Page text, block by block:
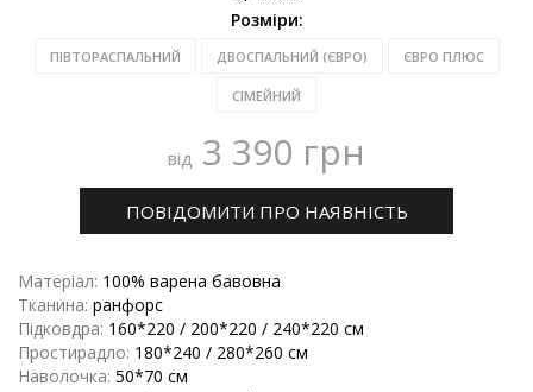
Розміри:
ПІВТОРАСПАЛЬНИЙ ДВОСПАЛЬНИЙ (ЄВРО) ЄВРО ПЛЮС
СІМЕЙНИЙ
від 3 390 грн
ПОВІДОМИТИ ПРО НАЯВНІСТЬ
Матеріал: 100% варена бавовна
Тканина: ранфорс
Підковдра: 160*220 / 200*220 / 240*220 см
Простирадло: 180*240 / 280*260 см
Наволочка: 50*70 см